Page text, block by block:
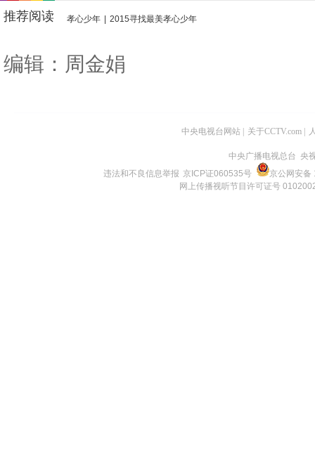
推荐阅读 孝心少年 2015寻找最美孝心少年
编辑：周金娟
中央电视台网站 关于CCTV.com
中央广播电视总台 央
违法和不良信息举报 京ICP证060535号
京公网安
网上传播视听节目许可证号